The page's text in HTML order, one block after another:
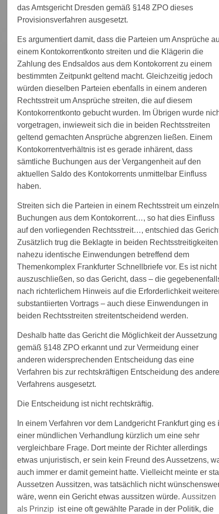
das Amtsgericht Dresden gemäß §148 ZPO dieses
Provisionsverfahren ausgesetzt.
Es argumentiert damit, dass die Parteien um Ansprüche
einem Kontokorrentkonto streiten und die Klägerin die
Zahlung des Endsaldos aus dem Kontokorrent zu einem
bestimmten Zeitpunkt geltend macht. Gleichzeitig jedoch
würden dieselben Parteien ebenfalls in einem anderen
Rechtsstreit um Ansprüche streiten, die auf diesem
Kontokorrentkonto gebucht wurden. Im Übrigen wurde
vorgetragen, inwieweit sich die in beiden Rechtsstreiten
geltend gemachten Ansprüche abgrenzen ließen. Einem
Kontokorrentverhältnis ist es gerade inhärent, dass
sämtliche Buchungen aus der Vergangenheit auf den
aktuellen Saldo des Kontokorrents unmittelbar Einfluss
haben.
Streiten sich die Parteien in einem Rechtsstreit um
Buchungen aus dem Kontokorrent…, so hat dies Einfluss
auf den vorliegenden Rechtsstreit…, entschied das
Zusätzlich trug die Beklagte in beiden Rechtsstreitigkeiten
nahezu identische Einwendungen betreffend dem
Themenkomplex Frankfurter Schnellbriefe vor. Es ist nicht
auszuschließen, so das Gericht, dass – die
nach richterlichem Hinweis auf die Erforderlichkeit
substantiierten Vortrags – auch diese Einwendungen in
beiden Rechtsstreiten streitentscheidend werden.
Deshalb hatte das Gericht die Möglichkeit der Aussetzung
gemäß §148 ZPO erkannt und zur Vermeidung einer
anderen widersprechenden Entscheidung das eine
Verfahren bis zur rechtskräftigen Entscheidung des
Verfahrens ausgesetzt.
Die Entscheidung ist nicht rechtskräftig.
In einem Verfahren vor dem Landgericht Frankfurt ging es
einer mündlichen Verhandlung kürzlich um eine sehr
vergleichbare Frage. Dort meinte der Richter allerdings
etwas unjuristisch, er sein kein Freund des Aussetzens,
auch immer er damit gemeint hatte. Vielleicht meinte er
Aussetzen Aussitzen, was tatsächlich nicht
wäre, wenn ein Gericht etwas aussitzen würde. Aussitzen
als Prinzip ist eine oft gewählte Parade in der Politik, die